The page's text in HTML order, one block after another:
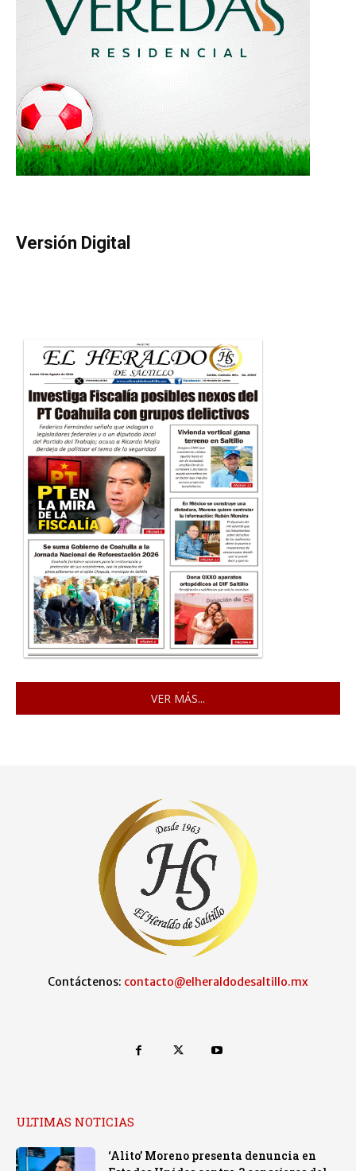
Versión Digital
VER MÁS...
Contáctenos: contacto@elheraldodesaltillo.mx
ULTIMAS NOTICIAS
‘Alito’ Moreno presenta denuncia en